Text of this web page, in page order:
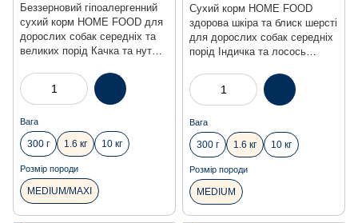
Беззерновий гіпоалергенний
сухий корм HOME FOOD для
дорослих собак середніх та
великих порід Качка та нут
Вага
300 г 1.6 кг 10 кг
Розмір породи
MEDIUM/MAXI
Сухий корм HOME FOOD
здорова шкіра та блиск шерсті
для дорослих собак середніх
порід Індичка та лосось
1.6 кг
Вага
300 г 1.6 кг 10 кг
Розмір породи
MEDIUM